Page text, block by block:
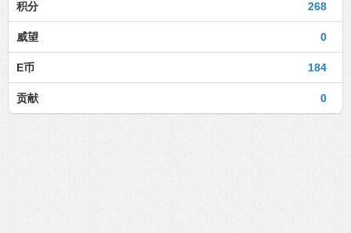
268
积分
0
威望
184
E币
0
贡献